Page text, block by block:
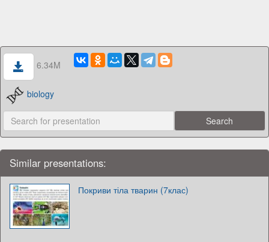
6.34M
biology
Similar presentations:
Покриви тіла тварин (7клас)